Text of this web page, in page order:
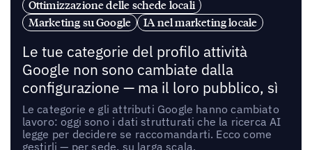
Ottimizzazione delle schede locali
Marketing su Google
IA nel marketing locale
Le tue categorie del profilo attività
Google non sono cambiate dalla
configurazione — ma il loro pubblico, sì
Le categorie e gli attributi Google hanno cambiato
lavoro: oggi sono i dati strutturati che la ricerca AI
legge per decidere se raccomandarti. Ecco come
gestirli — per sede, su larga scala.